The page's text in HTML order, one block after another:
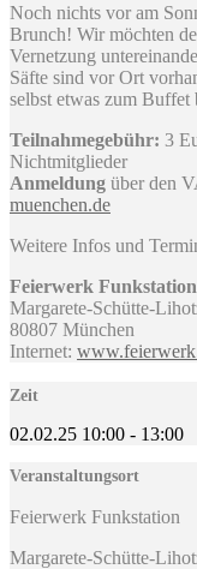
Noch nichts vor am
Brunch! Wir möchten
Vernetzung
Säfte sind vor Ort
selbst etwas zum Buffet
Teilnahmegebühr: 3
Nichtmitglieder
Anmeldung über den
muenchen.de
Weitere Infos und
Feierwerk Funkstation
Margarete-Schütte-
80807 München
Internet:
Zeit
02.02.25 10:00 - 13:00
Veranstaltungsort
Feierwerk Funkstation
Margarete-Schütte-